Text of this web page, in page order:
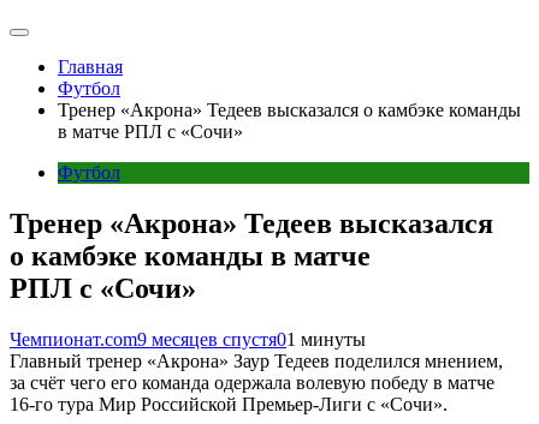
Главная
Футбол
Тренер «Акрона» Тедеев высказался о камбэке команды
в матче РПЛ с «Сочи»
Футбол
Тренер «Акрона» Тедеев высказался
о камбэке команды в матче
РПЛ с «Сочи»
Чемпионат.com9 месяцев спустя01 минуты
Главный тренер «Акрона» Заур Тедеев поделился мнением,
за счёт чего его команда одержала волевую победу в матче
16‑го тура Мир Российской Премьер-Лиги с «Сочи».